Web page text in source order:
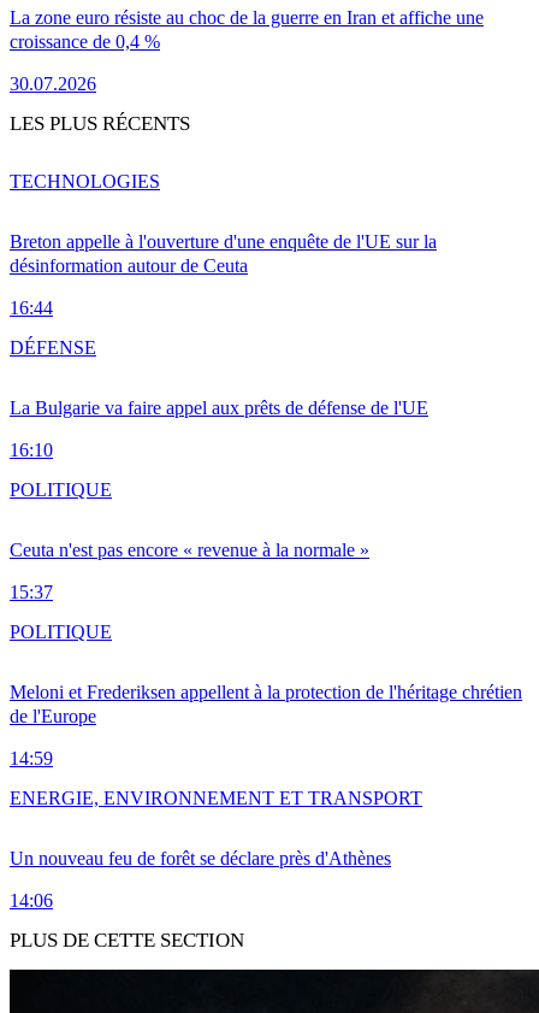
La zone euro résiste au choc de la guerre en Iran et affiche une
croissance de 0,4 %
30.07.2026
LES PLUS RÉCENTS
Breton appelle à l'ouverture d'une enquête de l'UE sur la
désinformation autour de Ceuta
16:44
TECHNOLOGIES
La Bulgarie va faire appel aux prêts de défense de l'UE
16:10
DÉFENSE
Ceuta n'est pas encore « revenue à la normale »
15:37
POLITIQUE
Meloni et Frederiksen appellent à la protection de l'héritage chrétien
de l'Europe
14:59
POLITIQUE
Un nouveau feu de forêt se déclare près d'Athènes
14:06
ENERGIE, ENVIRONNEMENT ET TRANSPORT
PLUS DE CETTE SECTION